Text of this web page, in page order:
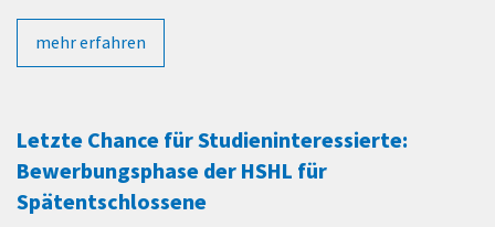
mehr erfahren
Letzte Chance für Studieninteressierte:
Bewerbungsphase der HSHL für
Spätentschlossene